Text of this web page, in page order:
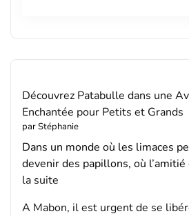
Découvrez Patabulle dans une
Enchantée pour Petits et Grands
par Stéphanie
Dans un monde où les limaces
devenir des papillons, où
la suite
A Mabon, il est urgent de se